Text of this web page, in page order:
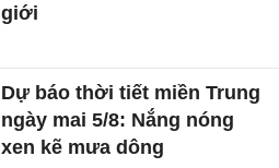
giới
Dự báo thời tiết miền Trung
ngày mai 5/8: Nắng nóng
xen kẽ mưa dông